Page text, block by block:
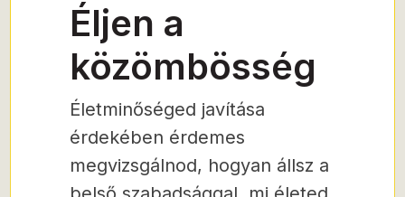
Éljen a
közömbösség
Életminőséged javítása
érdekében érdemes
megvizsgálnod, hogyan állsz a